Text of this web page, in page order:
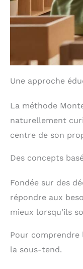
Une approche
La méthode
naturellement
centre de son
Des concepts
Fondée sur des
répondre aux
mieux lorsqu’ils
Pour comprendre
la sous-tend.